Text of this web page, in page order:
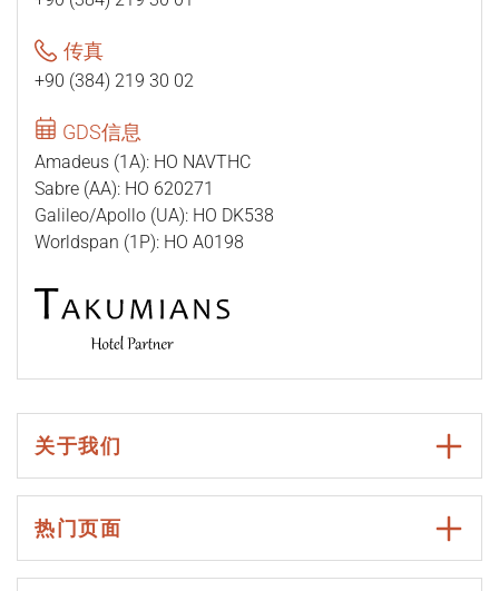
传真
+90 (384) 219 30 02
GDS信息
Amadeus (1A): HO NAVTHC
Sabre (AA): HO 620271
Galileo/Apollo (UA): HO DK538
Worldspan (1P): HO A0198
关于我们
热门页面